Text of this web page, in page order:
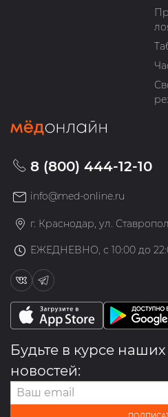
8 (800) 444-12-10
info@med-online.ru
г. Краснодар, ул.
ЕЖЕДНЕВНО, с 10:00 до
Будьте в курсе
новостей: